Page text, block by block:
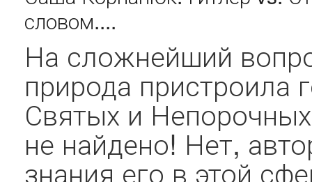
словом....
На сложнейший
природа пристроила
Святых и
не найдено! Нет,
знания его в этой